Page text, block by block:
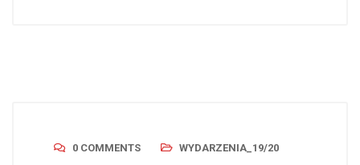
0 COMMENTS WYDARZENIA_19/20